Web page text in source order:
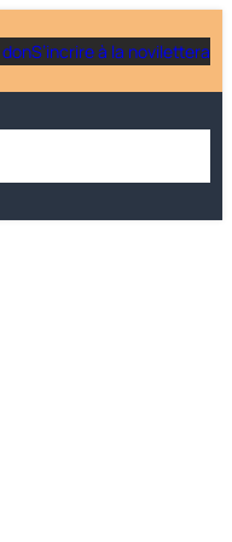
S’incrire à la novilettera